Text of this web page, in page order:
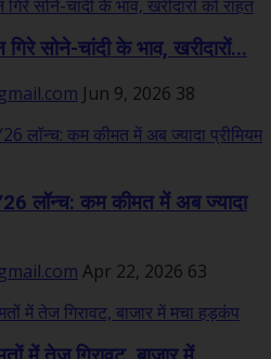
सोने-चांदी के भाव, खरीदारों...
Jun 9, 2026 38
लॉन्च: कम कीमत में अब ज्यादा
Apr 22, 2026 63